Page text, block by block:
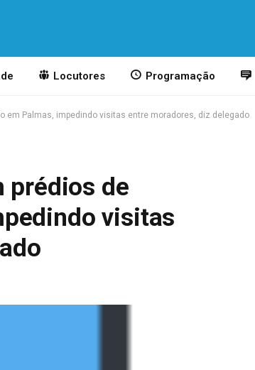
Locutores Programação
em Palmas, impedindo visitas entre moradores, diz delegado
prédios de
visitas